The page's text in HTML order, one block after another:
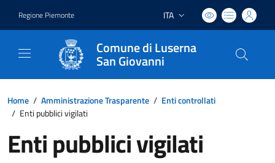
Regione Piemonte Lingua attiva:
ITA
Comune di Luserna
San Giovanni
Home / Amministrazione Trasparente / Enti controllati
/ Enti pubblici vigilati
Enti pubblici vigilati